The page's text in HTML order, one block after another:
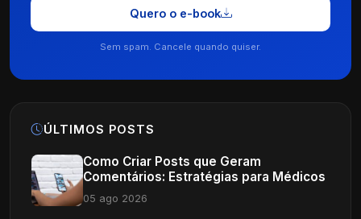
Quero o e-book
Sem spam. Cancele quando quiser.
ÚLTIMOS POSTS
Como Criar Posts que Geram
Comentários: Estratégias para Médicos
05 ago 2026